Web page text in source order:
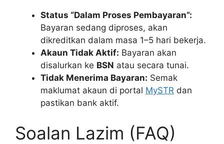
Status “Dalam Proses Pembayaran”:
Bayaran sedang diproses, akan
dikreditkan dalam masa 1–5 hari bekerja.
Akaun Tidak Aktif: Bayaran akan
disalurkan ke BSN atau secara tunai.
Tidak Menerima Bayaran: Semak
maklumat akaun di portal MySTR dan
pastikan bank aktif.
Soalan Lazim (FAQ)